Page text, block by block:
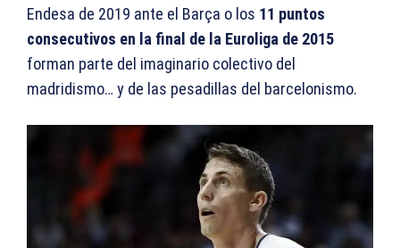
Endesa de 2019 ante el Barça o los 11 puntos
consecutivos en la final de la Euroliga de 2015
forman parte del imaginario colectivo del
madridismo… y de las pesadillas del barcelonismo.